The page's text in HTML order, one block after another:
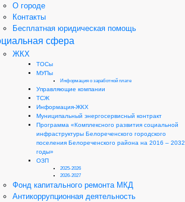
О городе
Контакты
Бесплатная юридическая помощь
сфера
ЖКХ
ТОСы
МУПы
Информация о заработной плате
Управляющие компании
ТСЖ
Информация-ЖКХ
Муниципальный энергосервисный контракт
Программа «Комплексного развития социальной
инфраструктуры Белореченского городского
поселения Белореченского района на 2016 – 2032
годы»
ОЗП
2025-2026
2026-2027
Фонд капитального ремонта МКД
Антикоррупционная деятельность